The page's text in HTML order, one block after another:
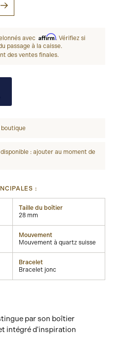
avec Affirm. Vérifiez si
passage à la caisse.
des ventes finales.
boutique
: ajouter au moment de
:
Taille du boîtier
28 mm
Mouvement
Mouvement à quartz suisse
Bracelet
Bracelet jonc
par son boîtier
intégré d'inspiration